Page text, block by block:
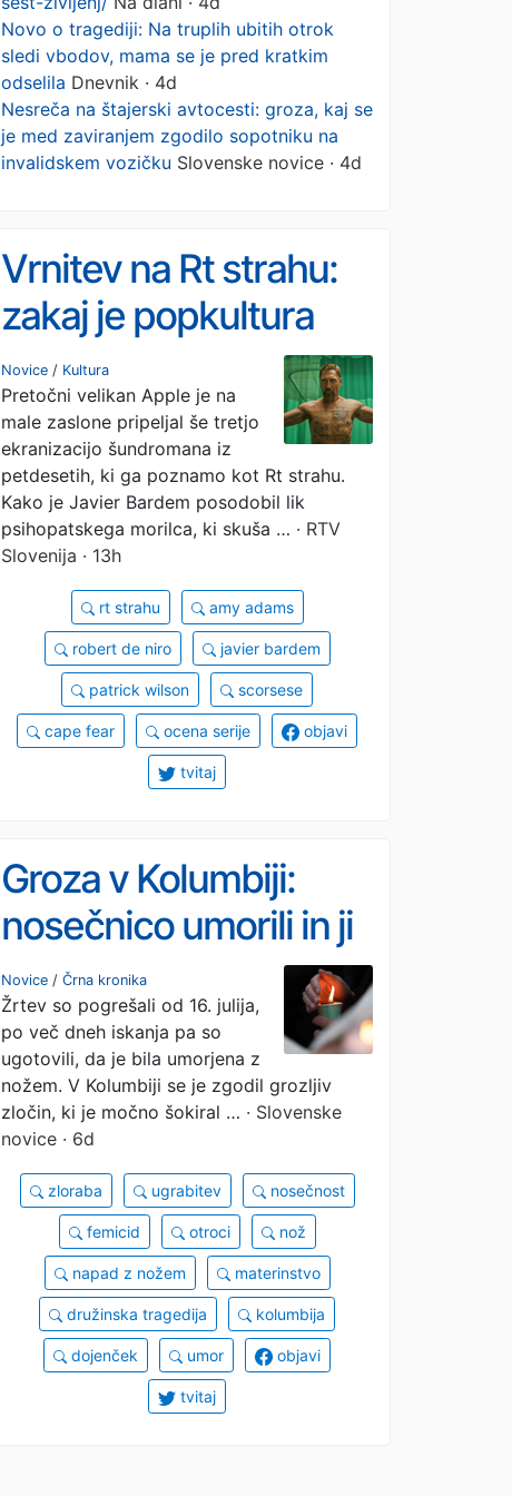
Novo o tragediji: Na truplih ubitih otrok
sledi vbodov, mama se je pred kratkim
odselila Dnevnik · 4d
Nesreča na štajerski avtocesti: groza, kaj se
je med zaviranjem zgodilo sopotniku na
invalidskem vozičku Slovenske novice · 4d
Vrnitev na Rt strahu:
zakaj je popkultura
obsedena z morilcem
Maxom Cadyjem?
Novice / Kultura
Pretočni velikan Apple je na
male zaslone pripeljal še tretjo
ekranizacijo šundromana iz
petdesetih, ki ga poznamo kot Rt strahu.
Kako je Javier Bardem posodobil lik
psihopatskega morilca, ki skuša … · RTV
Slovenija · 13h
rt strahu amy adams
robert de niro javier bardem
patrick wilson scorsese
cape fear ocena serije objavi
tvitaj
Groza v Kolumbiji:
nosečnico umorili in ji
iz trebuha ukradli
otroka (FOTO, VIDEO)
Novice / Črna kronika
Žrtev so pogrešali od 16. julija,
po več dneh iskanja pa so
ugotovili, da je bila umorjena z
nožem. V Kolumbiji se je zgodil grozljiv
zločin, ki je močno šokiral … · Slovenske
novice · 6d
zloraba ugrabitev nosečnost
femicid otroci nož
napad z nožem materinstvo
družinska tragedija kolumbija
dojenček umor objavi
tvitaj